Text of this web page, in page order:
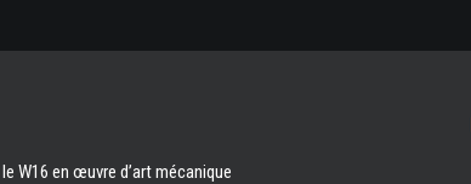
W16 en œuvre d’art mécanique